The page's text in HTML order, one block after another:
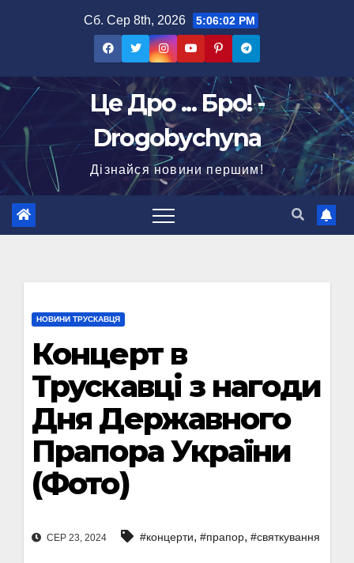
Сб. Сер 8th, 2026 5:06:03 PM
Це Дро ... Бро! -
Drogobychyna
Дізнайся новини першим!
НОВИНИ ТРУСКАВЦЯ
Концерт в
Трускавці з нагоди
Дня Державного
Прапора України
(Фото)
СЕР 23, 2024 #концерти, #прапор, #святкування